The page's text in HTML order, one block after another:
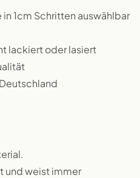
1cm Schritten auswählbar
lackiert oder lasiert
und weist immer